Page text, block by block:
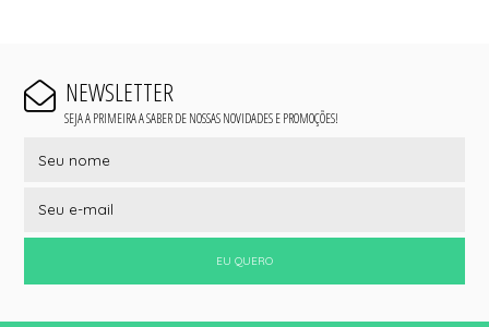
NEWSLETTER
SEJA A PRIMEIRA A SABER DE NOSSAS NOVIDADES E PROMOÇÕES!
EU QUERO